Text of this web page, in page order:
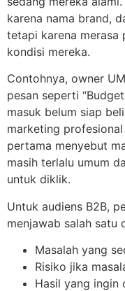
karena nama brand,
tetapi karena merasa
kondisi mereka.
Contohnya, owner
pesan seperti
masuk belum siap
marketing profesional
pertama menyebut
masih terlalu umum
untuk diklik.
Untuk audiens B2B,
menjawab salah satu
Masalah yang
Risiko jika
Hasil yang ingin